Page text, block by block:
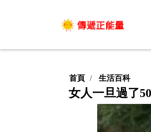
首頁 生活百科
女人一旦過了